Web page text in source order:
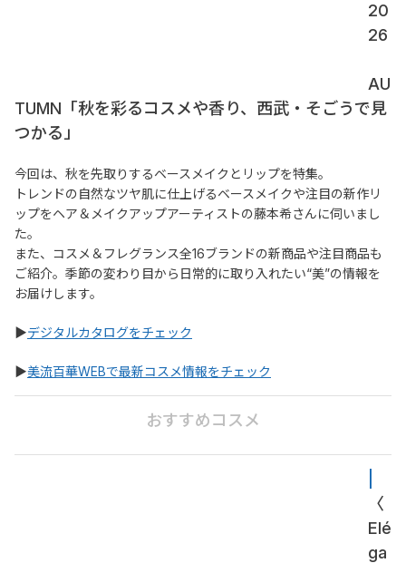
20
26
AU
TUMN「秋を彩るコスメや香り、西武・そごうで見
つかる」
今回は、秋を先取りするベースメイクとリップを特集。
トレンドの自然なツヤ肌に仕上げるベースメイクや注目の新作リ
ップをヘア＆メイクアップアーティストの藤本希さんに伺いまし
た。
また、コスメ＆フレグランス全16ブランドの新商品や注目商品も
ご紹介。季節の変わり目から日常的に取り入れたい“美”の情報を
お届けします。
▶デジタルカタログをチェック
▶美流百華WEBで最新コスメ情報をチェック
おすすめコスメ
〈
Elé
ga